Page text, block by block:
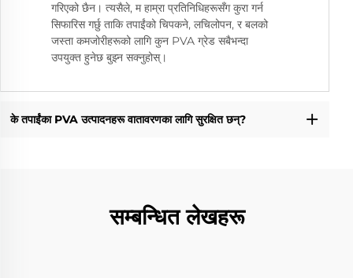
गरिएको छैन। त्यसैले, म हाम्रा प्रतिनिधिहरूसँग कुरा गर्न
सिफारिस गर्छु ताकि तपाईंको चिपकने, लचिलोपन, र बलको
जस्ता कमजोरीहरूको लागि कुन PVA ग्रेड सबैभन्दा
उपयुक्त हुनेछ बुझ्न सक्नुहोस्।
के तपाईंका PVA उत्पादनहरू वातावरणका लागि सुरक्षित छन्?
सम्बन्धित लेखहरू